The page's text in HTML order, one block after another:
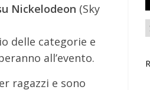
Nickelodeon (Sky
delle categorie e
all’evento.
ragazzi e sono